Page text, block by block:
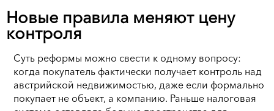
Новые правила меняют цену
контроля
Суть реформы можно свести к одному вопросу:
когда покупатель фактически получает контроль над
австрийской недвижимостью, даже если формально
покупает не объект, а компанию. Раньше налоговая